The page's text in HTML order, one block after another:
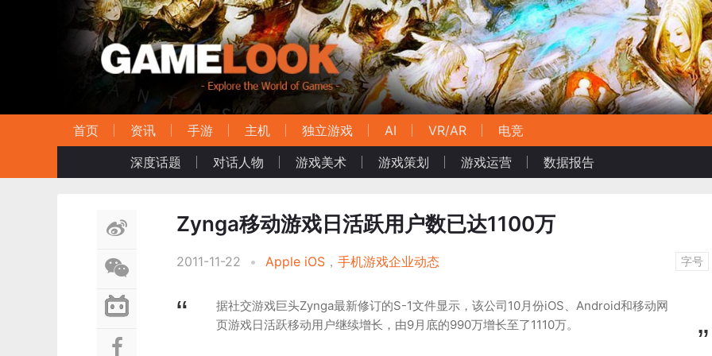
首页 资讯 手游 主机 独立游戏 AI VR/AR
电竞
深度话题
对话人物 游戏美术 游戏策划 游戏运营 数据报告
Zynga移动游戏日活跃用户数已达1100万
2011-11-22 • Apple iOS ， 手机游戏企业动态 字号
据社交游戏巨头Zynga最新修订的S-1文件显示，该公司10月份iOS、Android和移动网
页游戏日活跃移动用户继续增长，由9月底的990万增长至了1110万。